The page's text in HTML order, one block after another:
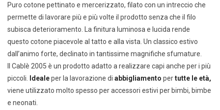
Puro cotone pettinato e mercerizzato, filato con un intreccio che
permette di lavorare più e più volte il prodotto senza che il filo
subisca deterioramento. La finitura luminosa e lucida rende
questo cotone piacevole al tatto e alla vista. Un classico estivo
dall’animo forte, declinato in tantissime magnifiche sfumature.
Il Cablè 2005 è un prodotto adatto a realizzare capi anche per i più
piccoli. Idealeper la lavorazione di abbigliamento pertutte le età,
viene utilizzato molto spesso per accessori estivi per bimbi, bimbe
e neonati.